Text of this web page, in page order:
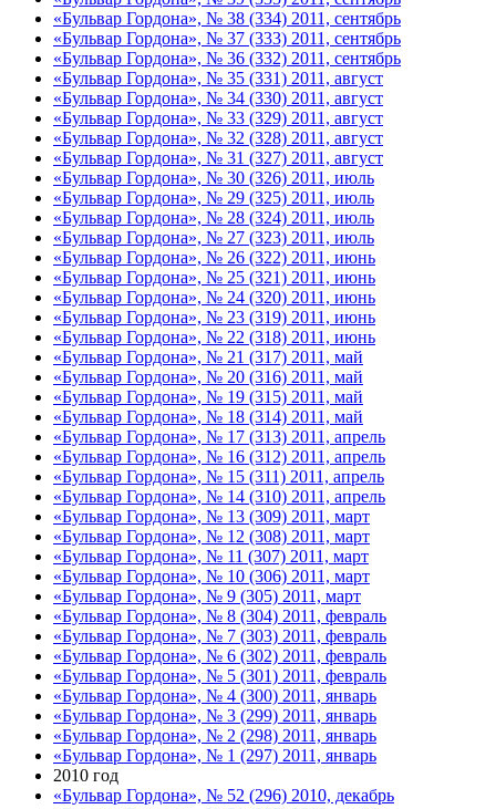
«Бульвар Гордона», № 38 (334) 2011, сентябрь
«Бульвар Гордона», № 37 (333) 2011, сентябрь
«Бульвар Гордона», № 36 (332) 2011, сентябрь
«Бульвар Гордона», № 35 (331) 2011, август
«Бульвар Гордона», № 34 (330) 2011, август
«Бульвар Гордона», № 33 (329) 2011, август
«Бульвар Гордона», № 32 (328) 2011, август
«Бульвар Гордона», № 31 (327) 2011, август
«Бульвар Гордона», № 30 (326) 2011, июль
«Бульвар Гордона», № 29 (325) 2011, июль
«Бульвар Гордона», № 28 (324) 2011, июль
«Бульвар Гордона», № 27 (323) 2011, июль
«Бульвар Гордона», № 26 (322) 2011, июнь
«Бульвар Гордона», № 25 (321) 2011, июнь
«Бульвар Гордона», № 24 (320) 2011, июнь
«Бульвар Гордона», № 23 (319) 2011, июнь
«Бульвар Гордона», № 22 (318) 2011, июнь
«Бульвар Гордона», № 21 (317) 2011, май
«Бульвар Гордона», № 20 (316) 2011, май
«Бульвар Гордона», № 19 (315) 2011, май
«Бульвар Гордона», № 18 (314) 2011, май
«Бульвар Гордона», № 17 (313) 2011, апрель
«Бульвар Гордона», № 16 (312) 2011, апрель
«Бульвар Гордона», № 15 (311) 2011, апрель
«Бульвар Гордона», № 14 (310) 2011, апрель
«Бульвар Гордона», № 13 (309) 2011, март
«Бульвар Гордона», № 12 (308) 2011, март
«Бульвар Гордона», № 11 (307) 2011, март
«Бульвар Гордона», № 10 (306) 2011, март
«Бульвар Гордона», № 9 (305) 2011, март
«Бульвар Гордона», № 8 (304) 2011, февраль
«Бульвар Гордона», № 7 (303) 2011, февраль
«Бульвар Гордона», № 6 (302) 2011, февраль
«Бульвар Гордона», № 5 (301) 2011, февраль
«Бульвар Гордона», № 4 (300) 2011, январь
«Бульвар Гордона», № 3 (299) 2011, январь
«Бульвар Гордона», № 2 (298) 2011, январь
«Бульвар Гордона», № 1 (297) 2011, январь
2010 год
«Бульвар Гордона», № 52 (296) 2010, декабрь